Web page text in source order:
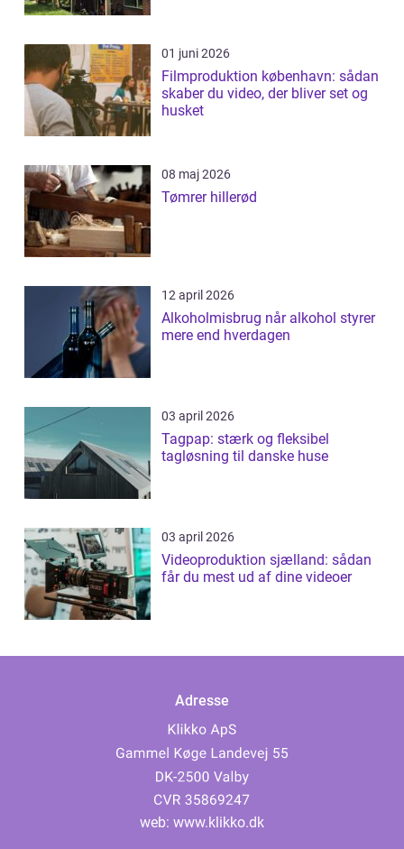
01 juni 2026
Filmproduktion københavn: sådan
skaber du video, der bliver set og
husket
08 maj 2026
Tømrer hillerød
12 april 2026
Alkoholmisbrug når alkohol styrer
mere end hverdagen
03 april 2026
Tagpap: stærk og fleksibel
tagløsning til danske huse
03 april 2026
Videoproduktion sjælland: sådan
får du mest ud af dine videoer
Adresse
web: www.klikko.dk